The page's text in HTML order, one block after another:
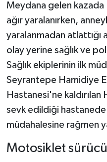
Meydana gelen
ağır yaralanırken,
yaralanmadan atlattığı
olay yerine sağlık ve
Sağlık ekiplerinin ilk
Seyrantepe Hamidiye
Hastanesi'ne
sevk edildiği
müdahalesine rağmen
Motosiklet